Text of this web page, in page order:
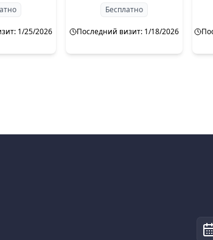
1/25/2026
Бесплатно
Последний визит: 1/18/2026